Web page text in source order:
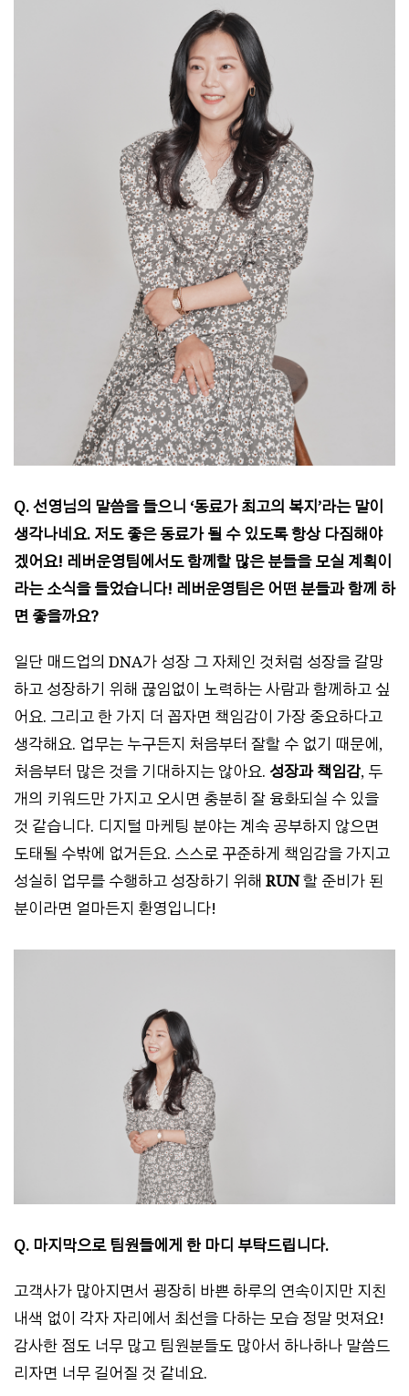
Q. 선영님의 말씀을 들으니 ‘동료가 최고의 복지’라는 말이
생각나네요. 저도 좋은 동료가 될 수 있도록 항상 다짐해야
겠어요! 레버운영팀에서도 함께할 많은 분들을 모실 계획이
라는 소식을 들었습니다! 레버운영팀은 어떤 분들과 함께 하
면 좋을까요?
일단 매드업의 DNA가 성장 그 자체인 것처럼 성장을 갈망
하고 성장하기 위해 끊임없이 노력하는 사람과 함께하고 싶
어요. 그리고 한 가지 더 꼽자면 책임감이 가장 중요하다고
생각해요. 업무는 누구든지 처음부터 잘할 수 없기 때문에,
처음부터 많은 것을 기대하지는 않아요. 성장과 책임감, 두
개의 키워드만 가지고 오시면 충분히 잘 융화되실 수 있을
것 같습니다. 디지털 마케팅 분야는 계속 공부하지 않으면
도태될 수밖에 없거든요. 스스로 꾸준하게 책임감을 가지고
성실히 업무를 수행하고 성장하기 위해 RUN할 준비가 된
분이라면 얼마든지 환영입니다!
Q. 마지막으로 팀원들에게 한 마디 부탁드립니다.
고객사가 많아지면서 굉장히 바쁜 하루의 연속이지만 지친
내색 없이 각자 자리에서 최선을 다하는 모습 정말 멋져요!
감사한 점도 너무 많고 팀원분들도 많아서 하나하나 말씀드
리자면 너무 길어질 것 같네요.